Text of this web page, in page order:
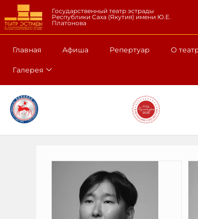
Государственный театр эстрады
Республики Саха (Якутия) имени Ю.Е.
Платонова
Главная Афиша Репертуар О
Галерея